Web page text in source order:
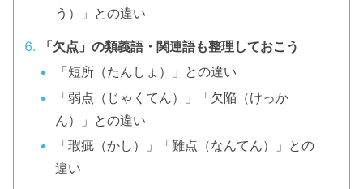
う）」との違い
「欠点」の類義語・関連語も整理しておこう
「短所（たんしょ）」との違い
「弱点（じゃくてん）」「欠陥（けっか
ん）」との違い
「瑕疵（かし）」「難点（なんてん）」との
違い